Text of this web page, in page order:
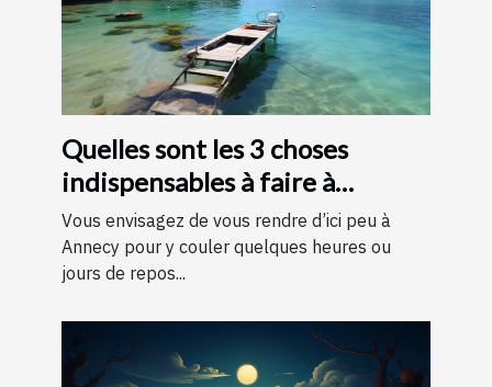
Quelles sont les 3 choses
indispensables à faire à
Annecy ?
Vous envisagez de vous rendre d’ici peu à
Annecy pour y couler quelques heures ou
jours de repos...